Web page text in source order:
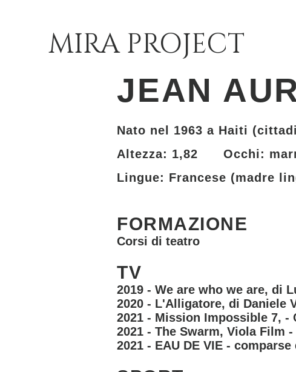
MIRA PROJECT
JEAN
Nato nel 1963 a Haiti
Altezza: 1,82 Occhi:
Lingue: Francese (madre
FORMAZIONE
Corsi di teatro
TV
2019 - We are who we are, di
2020 - L'Alligatore, di Daniele
2021 - Mission Impossible 7, -
2021 - The Swarm, Viola Film
2021 - EAU DE VIE -